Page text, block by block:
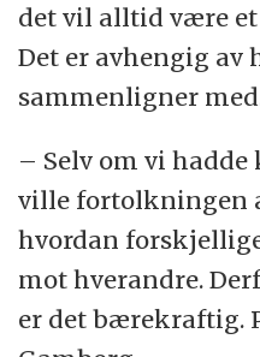
det vil alltid være
Det er avhengig
sammenligner
– Selv om vi
ville fortolkningen
hvordan
mot hverandre.
er det bærekraftig.